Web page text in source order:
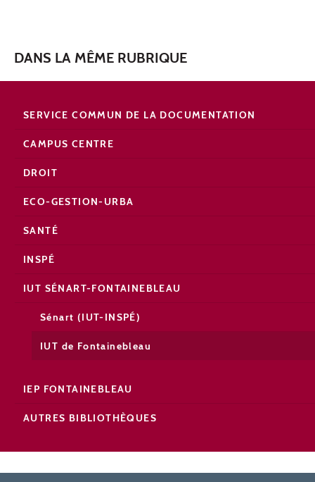
DANS LA MÊME RUBRIQUE
SERVICE COMMUN DE LA DOCUMENTATION
CAMPUS CENTRE
DROIT
ECO-GESTION-URBA
SANTÉ
INSPÉ
IUT SÉNART-FONTAINEBLEAU
Sénart (IUT-INSPÉ)
IUT de Fontainebleau
IEP FONTAINEBLEAU
AUTRES BIBLIOTHÈQUES